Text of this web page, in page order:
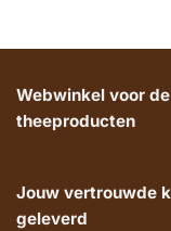
Webwinkel voor
theeproducten
Jouw vertrouwde
geleverd